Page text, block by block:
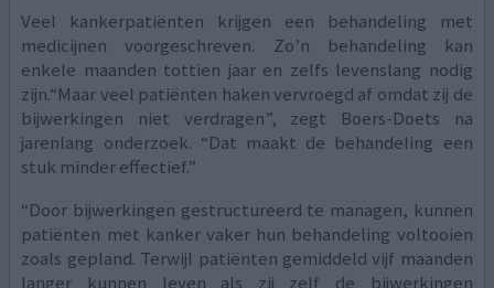
Veel kankerpatiënten krijgen een behandeling met
medicijnen voorgeschreven. Zo’n behandeling kan
enkele maanden tottien jaar en zelfs levenslang nodig
zijn.“Maar veel patiënten haken vervroegd af omdat zij de
bijwerkingen niet verdragen”, zegt Boers-Doets na
jarenlang onderzoek. “Dat maakt de behandeling een
stuk minder effectief.”
“Door bijwerkingen gestructureerd te managen, kunnen
patiënten met kanker vaker hun behandeling voltooien
zoals gepland. Terwijl patiënten gemiddeld vijf maanden
langer kunnen leven als zij zelf de bijwerkingen